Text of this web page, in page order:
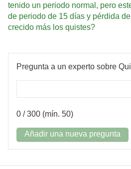
tenido un periodo normal, pero
de periodo de 15 días y pérdida
crecido más los quistes?
Pregunta a un experto sobre
0 / 300 (mín. 50)
Añadir una nueva pregunta